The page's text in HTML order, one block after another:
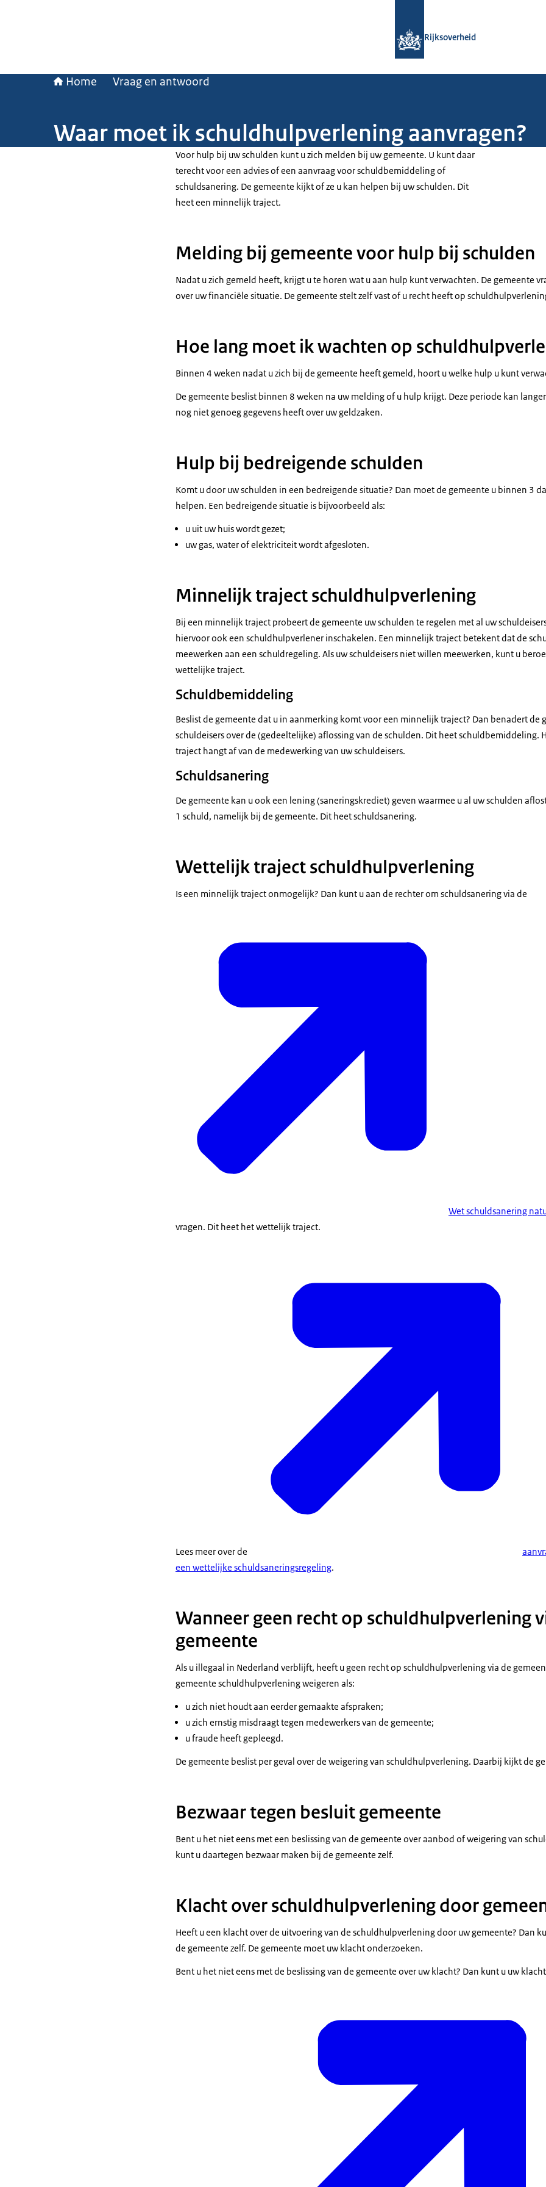
Rijksoverheid
Home Vraag en antwoord
Waar moet ik schuldhulpverlening aanvragen?
Voor hulp bij uw schulden kunt u zich melden bij uw gemeente. U kunt daar
terecht voor een advies of een aanvraag voor schuldbemiddeling of
schuldsanering. De gemeente kijkt of ze u kan helpen bij uw schulden. Dit
heet een minnelijk traject.
Melding bij gemeente voor hulp bij schulden
Nadat u zich gemeld heeft, krijgt u te horen wat u aan hulp kunt verwachten. De gemeente
over uw financiële situatie. De gemeente stelt zelf vast of u recht heeft op
Hoe lang moet ik wachten op
Binnen 4 weken nadat u zich bij de gemeente heeft gemeld, hoort u welke hulp u kunt
De gemeente beslist binnen 8 weken na uw melding of u hulp krijgt. Deze periode kan
nog niet genoeg gegevens heeft over uw geldzaken.
Hulp bij bedreigende schulden
Komt u door uw schulden in een bedreigende situatie? Dan moet de gemeente u binnen 3
helpen. Een bedreigende situatie is bijvoorbeeld als:
u uit uw huis wordt gezet;
uw gas, water of elektriciteit wordt afgesloten.
Minnelijk traject schuldhulpverlening
Bij een minnelijk traject probeert de gemeente uw schulden te regelen met al uw
hiervoor ook een schuldhulpverlener inschakelen. Een minnelijk traject betekent dat de
meewerken aan een schuldregeling. Als uw schuldeisers niet willen meewerken, kunt u
wettelijke traject.
Schuldbemiddeling
Beslist de gemeente dat u in aanmerking komt voor een minnelijk traject? Dan benadert de
schuldeisers over de (gedeeltelijke) aflossing van de schulden. Dit heet schuldbemiddeling.
traject hangt af van de medewerking van uw schuldeisers.
Schuldsanering
De gemeente kan u ook een lening (saneringskrediet) geven waarmee u al uw schulden
1 schuld, namelijk bij de gemeente. Dit heet schuldsanering.
Wettelijk traject schuldhulpverlening
Is een minnelijk traject onmogelijk? Dan kunt u aan de rechter om schuldsanering via de
Wet schuldsanering
vragen. Dit heet het wettelijk traject.
Lees meer over de
een wettelijke schuldsaneringsregeling.
Wanneer geen recht op schuldhulpverlening
gemeente
Als u illegaal in Nederland verblijft, heeft u geen recht op schuldhulpverlening via de
gemeente schuldhulpverlening weigeren als:
u zich niet houdt aan eerder gemaakte afspraken;
u zich ernstig misdraagt tegen medewerkers van de gemeente;
u fraude heeft gepleegd.
De gemeente beslist per geval over de weigering van schuldhulpverlening. Daarbij kijkt de
Bezwaar tegen besluit gemeente
Bent u het niet eens met een beslissing van de gemeente over aanbod of weigering van
kunt u daartegen bezwaar maken bij de gemeente zelf.
Klacht over schuldhulpverlening door
Heeft u een klacht over de uitvoering van de schuldhulpverlening door uw gemeente? Dan
de gemeente zelf. De gemeente moet uw klacht onderzoeken.
Bent u het niet eens met de beslissing van de gemeente over uw klacht? Dan kunt u uw